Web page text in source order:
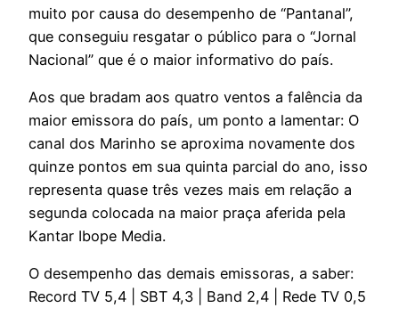
muito por causa do desempenho de “Pantanal”,
que conseguiu resgatar o público para o “Jornal
Nacional” que é o maior informativo do país.
Aos que bradam aos quatro ventos a falência da
maior emissora do país, um ponto a lamentar: O
canal dos Marinho se aproxima novamente dos
quinze pontos em sua quinta parcial do ano, isso
representa quase três vezes mais em relação a
segunda colocada na maior praça aferida pela
Kantar Ibope Media.
O desempenho das demais emissoras, a saber:
Record TV 5,4 | SBT 4,3 | Band 2,4 | Rede TV 0,5